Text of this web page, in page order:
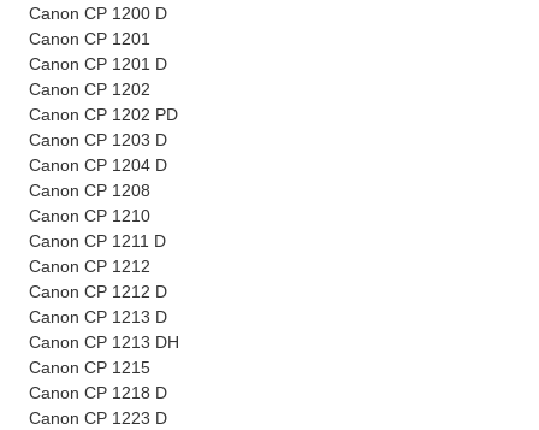
Canon CP 1200 D
Canon CP 1201
Canon CP 1201 D
Canon CP 1202
Canon CP 1202 PD
Canon CP 1203 D
Canon CP 1204 D
Canon CP 1208
Canon CP 1210
Canon CP 1211 D
Canon CP 1212
Canon CP 1212 D
Canon CP 1213 D
Canon CP 1213 DH
Canon CP 1215
Canon CP 1218 D
Canon CP 1223 D